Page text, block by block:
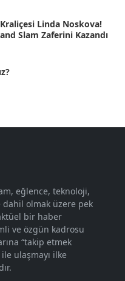
Linda Noskova!
Slam Zaferini Kazandı
eğlence, teknoloji,
olmak üzere pek
bir haber
ve özgün kadrosu
“takip etmek
ulaşmayı ilke